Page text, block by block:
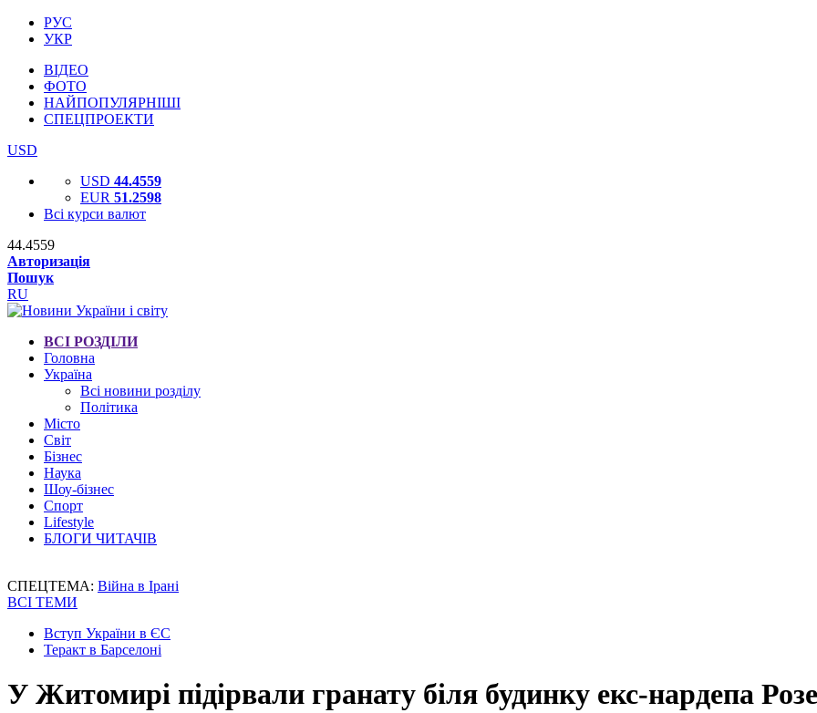
РУС
УКР
ВІДЕО
ФОТО
НАЙПОПУЛЯРНІШІ
СПЕЦПРОЕКТИ
USD
USD 44.4559
EUR 51.2598
Всі курси валют
44.4559
Авторизація
Пошук
RU
ВСІ РОЗДІЛИ
Головна
Україна
Всі новини розділу
Політика
Місто
Світ
Бізнес
Наука
Шоу-бізнес
Спорт
Lifestyle
БЛОГИ ЧИТАЧІВ
СПЕЦТЕМА: Війна в Ірані
ВСІ ТЕМИ
Вступ України в ЄС
Теракт в Барселоні
У Житомирі підірвали гранату біля будинку екс-нардепа